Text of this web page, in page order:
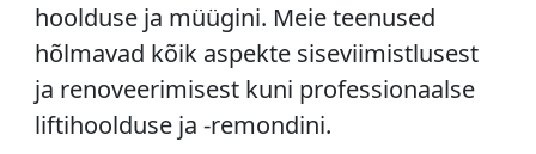
hoolduse ja müügini. Meie teenused
hõlmavad kõik aspekte siseviimistlusest
ja renoveerimisest kuni professionaalse
liftihoolduse ja -remondini.